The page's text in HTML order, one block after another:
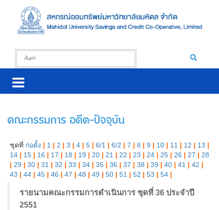
คณะกรรมการ อดีต-ปัจจุบัน
ชุดที่ ก่อตั้ง | 1 | 2 | 3 | 4 | 5 | 6/1 | 6/2 | 7 | 8 | 9 | 10 | 11 | 12 | 13 |
14 | 15 | 16 | 17 | 18 | 19 | 20 | 21 | 22 | 23 | 24 | 25 | 26 | 27 | 28
| 29 | 30 | 31 | 32 | 33 | 34 | 35 | 36 | 37 | 38 | 39 | 40 | 41 | 42 |
43 | 44 | 45 | 46 | 47 | 48 | 49 | 50 | 51 | 52 | 53 | 54 |
รายนามคณะกรรมการดำเนินการ ชุดที่ 36 ประจำปี
2551